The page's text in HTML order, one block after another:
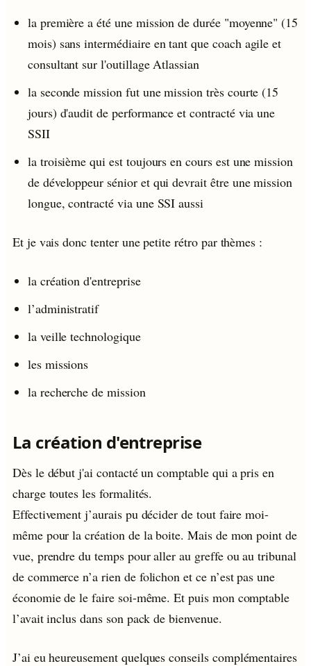
la première a été une mission de durée "moyenne" (15
mois) sans intermédiaire en tant que coach agile et
consultant sur l'outillage Atlassian
la seconde mission fut une mission très courte (15
jours) d'audit de performance et contracté via une
SSII
la troisième qui est toujours en cours est une mission
de développeur sénior et qui devrait être une mission
longue, contracté via une SSI aussi
Et je vais donc tenter une petite rétro par thèmes :
la création d'entreprise
l’administratif
la veille technologique
les missions
la recherche de mission
La création d'entreprise
Dès le début j'ai contacté un comptable qui a pris en
charge toutes les formalités.
Effectivement j’aurais pu décider de tout faire moi-
même pour la création de la boite. Mais de mon point de
vue, prendre du temps pour aller au greffe ou au tribunal
de commerce n’a rien de folichon et ce n’est pas une
économie de le faire soi-même. Et puis mon comptable
l’avait inclus dans son pack de bienvenue.
J’ai eu heureusement quelques conseils complémentaires